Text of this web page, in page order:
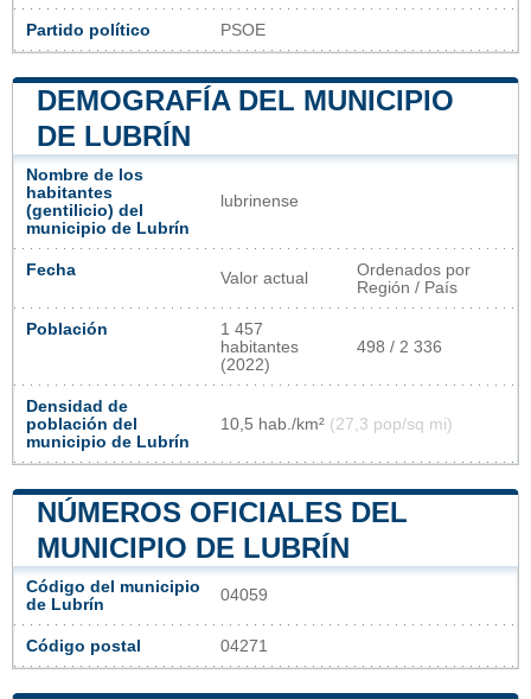
Partido político PSOE
DEMOGRAFÍA DEL MUNICIPIO
DE LUBRÍN
Nombre de los
habitantes
(gentilicio) del
municipio de Lubrín
lubrinense
Fecha Valor actual
Ordenados por
Región / País
Población
1 457
habitantes
(2022)
498 / 2 336
Densidad de
población del
municipio de Lubrín
10,5 hab./km² (27,3 pop/sq mi)
NÚMEROS OFICIALES DEL
MUNICIPIO DE LUBRÍN
Código del municipio
de Lubrín
04059
Código postal 04271